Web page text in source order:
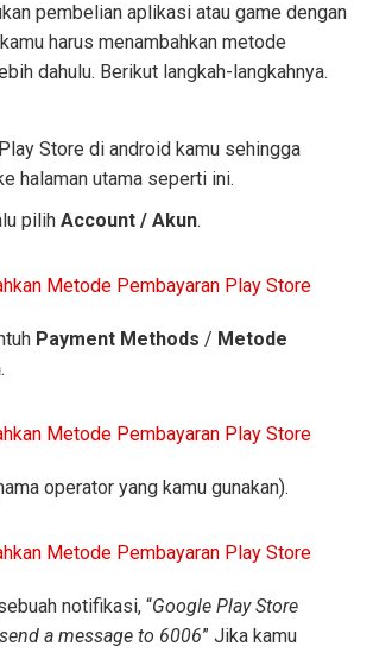
pembelian aplikasi atau game dengan
harus menambahkan metode
dahulu. Berikut langkah-langkahnya.
Store di android kamu sehingga
halaman utama seperti ini.
pilih Account / Akun.
Payment Methods / Metode
.
operator yang kamu gunakan).
notifikasi, “Google Play Store
a message to 6006” Jika kamu